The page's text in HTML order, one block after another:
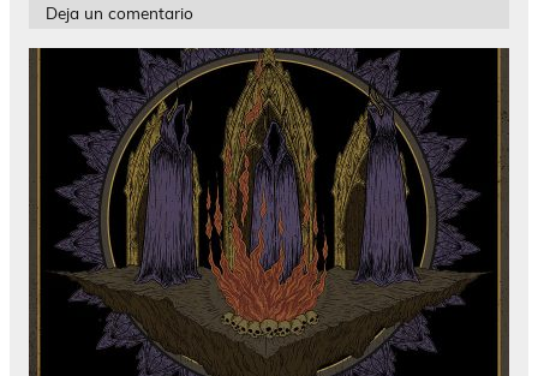
Deja un comentario